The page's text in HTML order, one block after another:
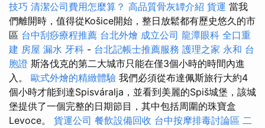
技巧 清潔公司費用怎麼算？ 高品質骨灰罈介紹 貨運 當我
們離開時，值得從Košice開始，整日放鬆都有歷史悠久的市
區 台中刮痧療程推薦 台北外燴 成立公司 龍潭眼科 全口重
建 房屋 漏水 牙科 - 台北記帳士推薦服務 護理之家 永和 台
胞證 斯洛伐克的第二大城市只能在僅3個小時的時間內進
入。 歐式外燴的精緻體驗 我們必須從布達佩斯旅行大約4
個小時才能到達Spisváralja，並看到美麗的Spiš城堡，該城
堡提供了一個完整的日期節目，其中包括周圍的珠寶盒
Levoce。 貨運公司 餐飲設備回收 台中按摩排毒討論區 二